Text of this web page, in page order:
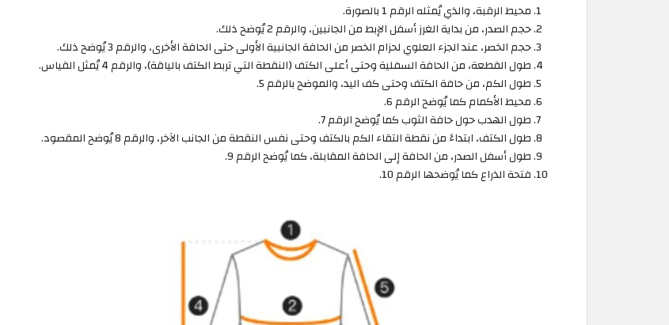
محيط الرقبة، والذي يُمثله الرقم 1 بالصورة.
حجم الصدر، من بداية الغرز أسفل الإبط من الجانبين، والرقم 2 يُوضح ذلك.
حجم الخصر، عند الجزء العلوي لحزام الخصر من الحافة الجانبية الأولى حتى الحافة الأخرى، والرقم 3 يُوضح ذلك.
طول القطعة، من الحافة السفلية وحتى أعلى الكتف (النقطة التي تربط الكتف بالياقة)، والرقم 4 يُمثل القياس.
طول الكم، من حافة الكتف وحتى كف اليد، والموضح بالرقم 5.
محيط الأكمام كما يُوضح الرقم 6.
طول الهدب حول حافة الثوب كما يُوضح الرقم 7.
طول الكتف، ابتداءً من نقطة التقاء الكم بالكتف وحتى نفس النقطة من الجانب الآخر، والرقم 8 يُوضح المقصود.
طول أسفل الصدر، من الحافة إلى الحافة المقابلة، كما يُوضح الرقم 9.
فتحة الذراع كما يُوضحها الرقم 10.